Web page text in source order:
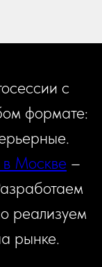
с
формате:
Москве –
реализуем
рынке.